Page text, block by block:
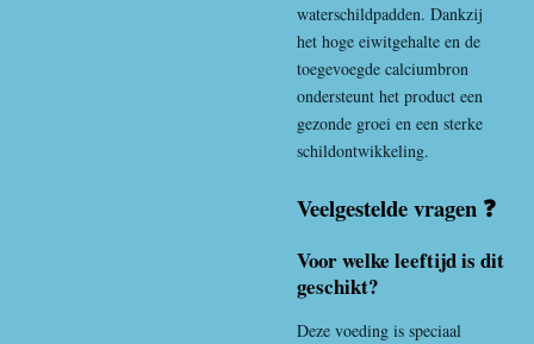
waterschildpadden. Dankzij
het hoge eiwitgehalte en de
toegevoegde calciumbron
ondersteunt het product een
gezonde groei en een sterke
schildontwikkeling.
Veelgestelde vragen ❓
Voor welke leeftijd is dit
geschikt?
Deze voeding is speciaal